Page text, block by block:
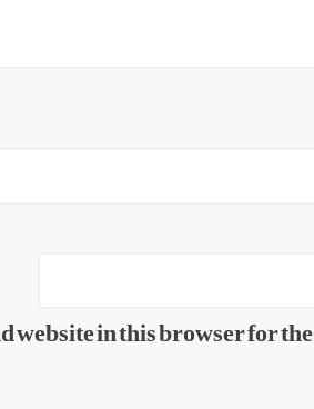
website in this browser for